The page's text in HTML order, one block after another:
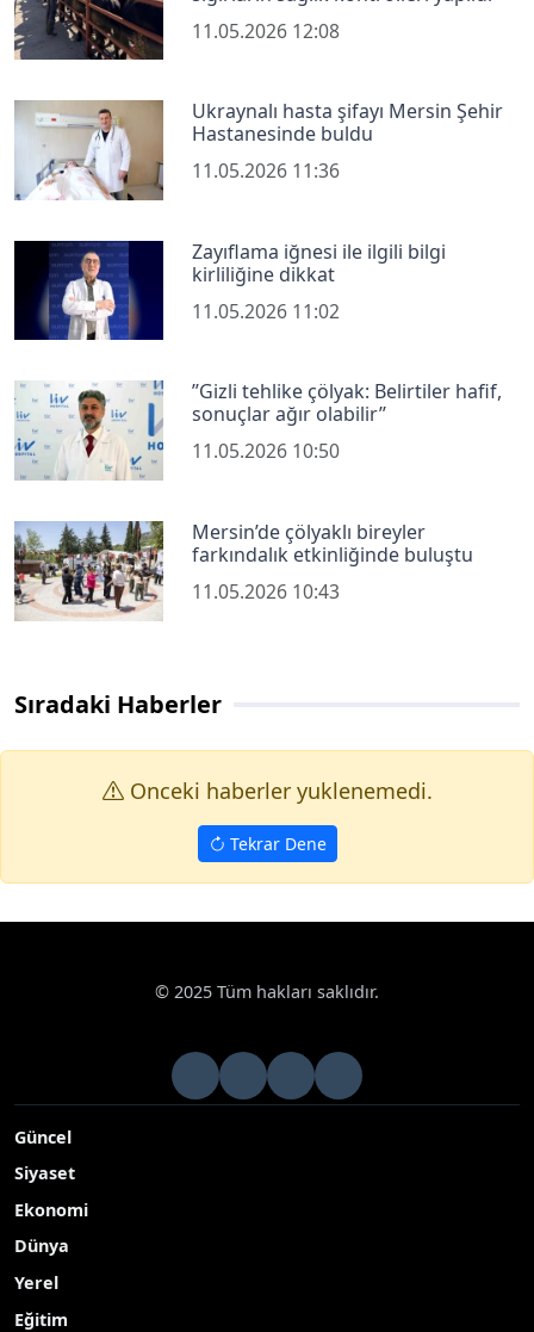
11.05.2026 12:08
Ukraynalı hasta şifayı Mersin Şehir
Hastanesinde buldu
11.05.2026 11:36
Zayıflama iğnesi ile ilgili bilgi
kirliliğine dikkat
11.05.2026 11:02
’’Gizli tehlike çölyak: Belirtiler hafif,
sonuçlar ağır olabilir’’
11.05.2026 10:50
Mersin’de çölyaklı bireyler
farkındalık etkinliğinde buluştu
11.05.2026 10:43
Sıradaki Haberler
Onceki haberler yuklenemedi.
Tekrar Dene
© 2025 Tüm hakları saklıdır.
Güncel
Siyaset
Ekonomi
Dünya
Yerel
Eğitim